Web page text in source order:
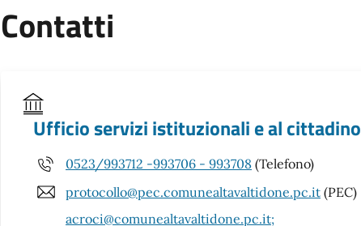
Contatti
Ufficio servizi istituzionali e al cittadino
0523/993712 -993706 - 993708 (Telefono)
protocollo@pec.comunealtavaltidone.pc.it (PEC)
acroci@comunealtavaltidone.pc.it;